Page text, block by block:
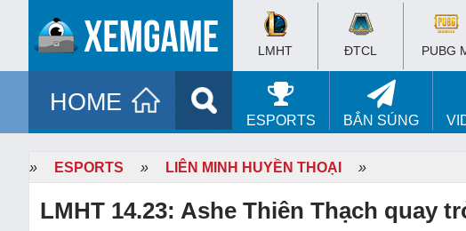
LMHT ĐTCL PUBG
HOME
ESPORTS BẮN SÚNG
» ESPORTS » LIÊN MINH HUYỀN THOẠI »
LMHT 14.23: Ashe Thiên Thạch quay